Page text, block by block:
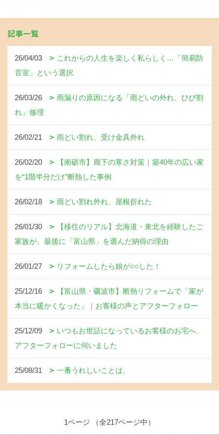
記事一覧
26/04/03
これからの人生を楽しく私らしく…「簡易防
音室」という選択
26/03/26
雨漏りの原因になる「雨どいの外れ、ひび割
れ」修理
26/02/21 雨どい割れ、受け金具外れ
26/02/20
【南砺市】廊下の寒さ対策｜築40年の広い家
を“1階半分だけ”断熱した事例
26/02/18 雨どい割れ外れ、屋根折れた
26/01/30
【移住のリアル】北海道・東北を経験したご
家族が、最後に「富山県」を選んだ納得の理由
26/01/27 リフォームしたら娘が○○した！
25/12/16
【富山県・礪波市】断熱リフォームで「家が
本当に暖かくなった」｜お客様の声とアフターフォロー
25/12/09
いつもお世話になっているお客様のお宅へ、
アフターフォローに伺いました
25/08/31 一番うれしいことは、
1ページ （全217ページ中）